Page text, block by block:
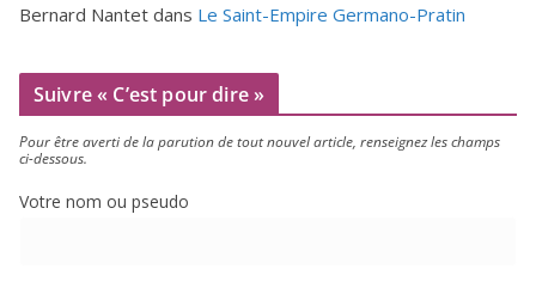
Bernard Nantet dans Le Saint-Empire Germano-Pratin
Suivre « C’est pour dire »
Pour être aver­ti de la paru­tion de tout nou­vel article, ren­sei­gnez les champs
ci-dessous.
Votre nom ou pseudo